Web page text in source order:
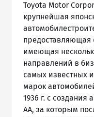
Toyota Motor
крупнейшая
предоставляющая
имеющая
направлений в
самых известных
марок
1936 г. с создания
AA, за которым